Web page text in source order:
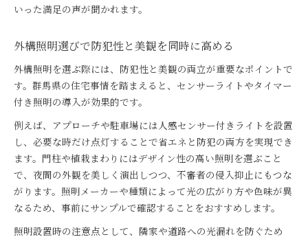
いった満足の声が聞かれます。
外構照明選びで防犯性と美観を同時に高める
外構照明を選ぶ際には、防犯性と美観の両立が重要なポイントで
す。群馬県の住宅事情を踏まえると、センサーライトやタイマー
付き照明の導入が効果的です。
例えば、アプローチや駐車場には人感センサー付きライトを設置
し、必要な時だけ点灯することで省エネと防犯の両方を実現でき
ます。門柱や植栽まわりにはデザイン性の高い照明を選ぶこと
で、夜間の外観を美しく演出しつつ、不審者の侵入抑止にもつな
がります。照明メーカーや種類によって光の広がり方や色味が異
なるため、事前にサンプルで確認することをおすすめします。
照明設置時の注意点として、隣家や道路への光漏れを防ぐため